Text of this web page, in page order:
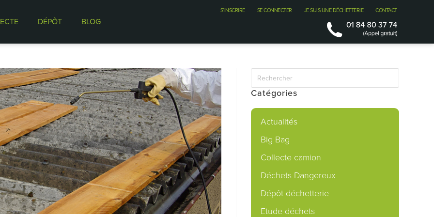
DÉPÔT BLOG
S’INSCRIRE SE CONNECTER JE SUIS UNE DÉCHETTERIE CONTACT
Catégories
Actualités
Big Bag
Collecte camion
Déchets Dangereux
Dépôt déchetterie
Etude déchets